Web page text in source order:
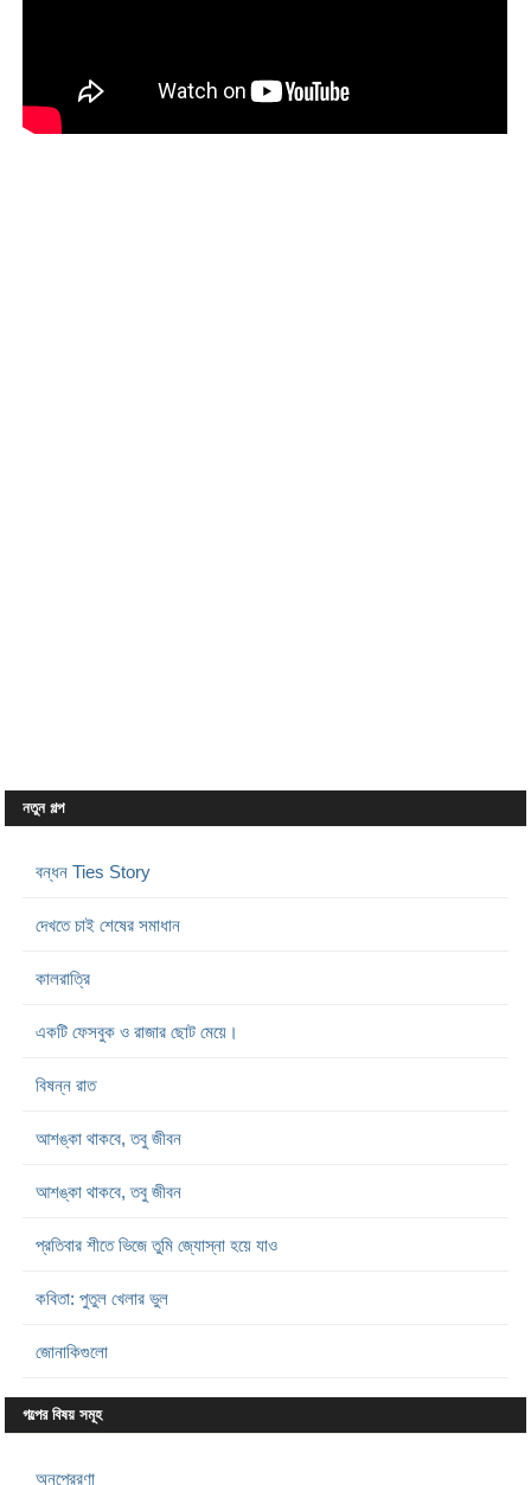
নতুন গল্প
বন্ধন Ties Story
দেখতে চাই শেষের সমাধান
কালরাত্রি
একটি ফেসবুক ও রাজার ছোট মেয়ে।
বিষন্ন রাত
আশঙ্কা থাকবে, তবু জীবন
আশঙ্কা থাকবে, তবু জীবন
প্রতিবার শীতে ভিজে তুমি জ্যোস্না হয়ে যাও
কবিতা: পুতুল খেলার ভুল
জোনাকিগুলো
গল্পের বিষয় সমূহ
অনুপ্রেরণা